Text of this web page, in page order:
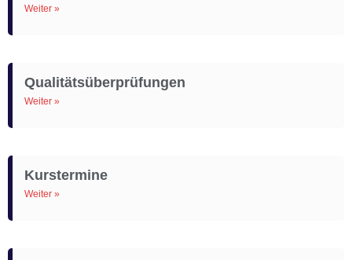
Weiter »
Qualitätsüberprüfungen
Weiter »
Kurstermine
Weiter »